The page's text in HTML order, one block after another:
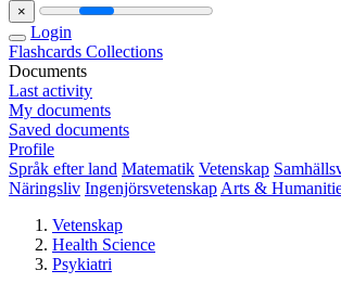
×
Login
Flashcards Collections
Documents
Last activity
My documents
Saved documents
Profile
Språk efter land Matematik Vetenskap
Näringsliv Ingenjörsvetenskap Arts &
Vetenskap
Health Science
Psykiatri